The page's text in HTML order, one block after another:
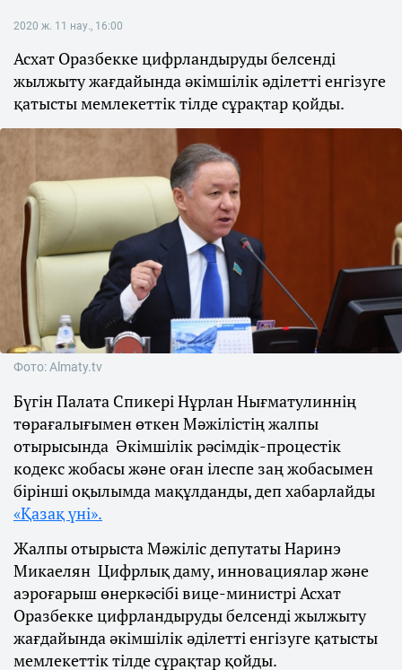
2020 ж. 11 нау., 16:00
Асхат Оразбекке цифрландыруды белсенді
жылжыту жағдайында әкімшілік әділетті енгізуге
қатысты мемлекеттік тілде сұрақтар қойды.
Фото: Almaty.tv
Бүгін Палата Спикері Нұрлан Нығматулиннің
төрағалығымен өткен Мәжілістің жалпы
отырысында Әкімшілік рәсімдік-процестік
кодекс жобасы және оған ілеспе заң жобасымен
бірінші оқылымда мақұлданды, деп хабарлайды
«Қазақ үні».
Жалпы отырыста Мәжіліс депутаты Наринэ
Микаелян Цифрлық даму, инновациялар және
аэроғарыш өнеркәсібі вице-министрі Асхат
Оразбекке цифрландыруды белсенді жылжыту
жағдайында әкімшілік әділетті енгізуге қатысты
мемлекеттік тілде сұрақтар қойды.